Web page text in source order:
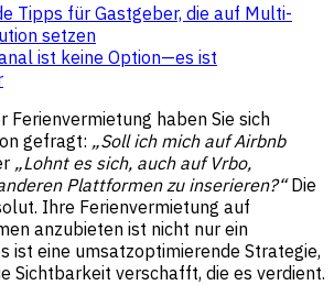
Tipps für Gastgeber, die auf Multi-
setzen
ist keine Option—es ist
Ferienvermietung haben Sie sich
gefragt: „Soll ich mich auf Airbnb
„Lohnt es sich, auch auf Vrbo,
Plattformen zu inserieren?“Die
Ihre Ferienvermietung auf
anzubieten ist nicht nur ein
ist eine umsatzoptimierende Strategie,
Sichtbarkeit verschafft, die es verdient.